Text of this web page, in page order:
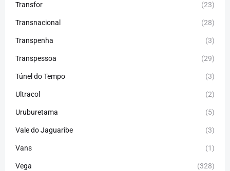
Transfor (23)
Transnacional (28)
Transpenha (3)
Transpessoa (29)
Túnel do Tempo (3)
Ultracol (2)
Uruburetama (5)
Vale do Jaguaribe (3)
Vans (1)
Vega (328)